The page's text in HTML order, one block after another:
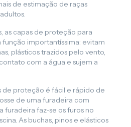
de estimação de raças
as capas de proteção para
importantíssima: evitam
plásticos trazidos pelo vento,
com a água e sujem a
de proteção é fácil e rápido de
de uma furadeira com
furadeira faz-se os furos no
As buchas, pinos e elásticos